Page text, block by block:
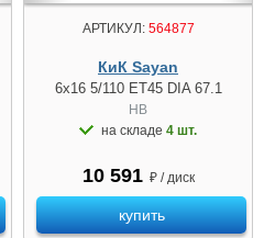
АРТИКУЛ:564877
КиК Sayan
6x16 5/110 ET45 DIA 67.1
HB
на складе 4 шт.
10 591 ₽ / диск
купить